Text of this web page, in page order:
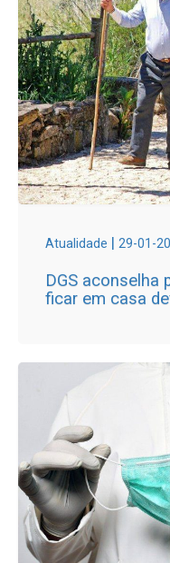
Atualidade | 29-01-
DGS aconselha
ficar em casa